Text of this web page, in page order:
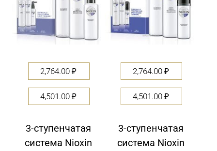
2,764.00₽
4,501.00₽
3-ступенчатая
система Nioxin
2,764.00₽
4,501.00₽
3-ступенчатая
система Nioxin